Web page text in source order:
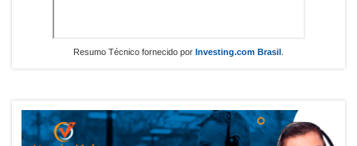
Resumo Técnico fornecido por Investing.com Brasil